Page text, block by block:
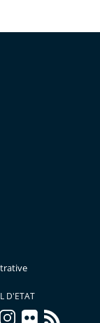
D'ETAT
instagram
flickr rss